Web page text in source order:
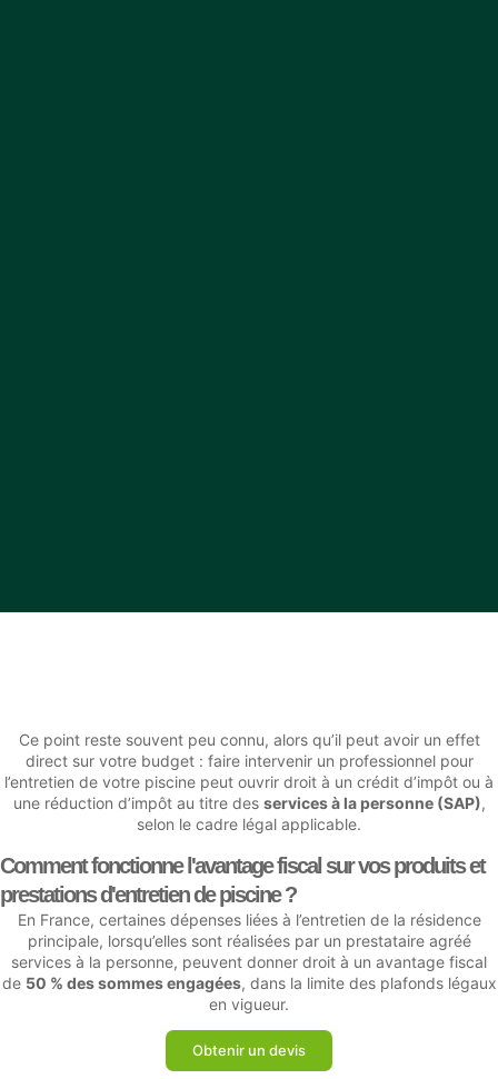
Ce point reste souvent peu connu, alors qu’il peut avoir un effet
direct sur votre budget : faire intervenir un professionnel pour
l’entretien de votre piscine peut ouvrir droit à un crédit d’impôt ou à
une réduction d’impôt au titre des services à la personne (SAP),
selon le cadre légal applicable.
Comment fonctionne l'avantage fiscal sur vos produits et
prestations d'entretien de piscine ?
En France, certaines dépenses liées à l’entretien de la résidence
principale, lorsqu’elles sont réalisées par un prestataire agréé
services à la personne, peuvent donner droit à un avantage fiscal
de 50 % des sommes engagées, dans la limite des plafonds légaux
en vigueur.
Obtenir un devis